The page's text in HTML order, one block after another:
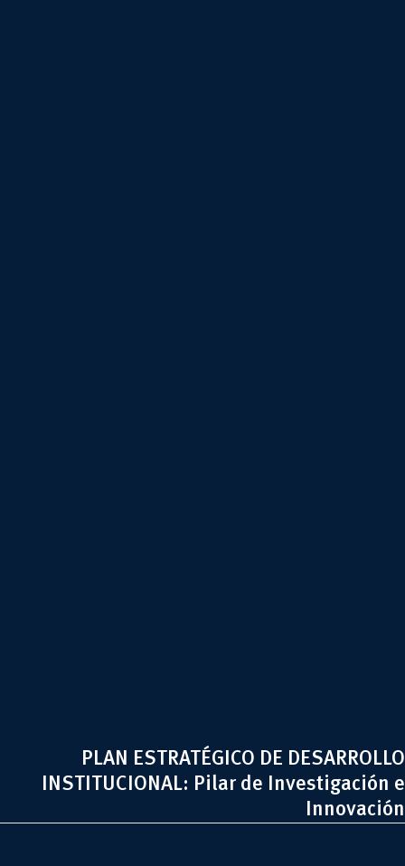
PLAN ESTRATÉGICO DE DESARROLLO
INSTITUCIONAL: Pilar de Investigación e
Innovación